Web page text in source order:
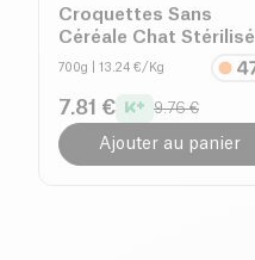
Croquettes Sans
Céréale Chat Stérilisé
bio
700g | 13.24 €/Kg
7.81 € 9.76 €
Ajouter au panier